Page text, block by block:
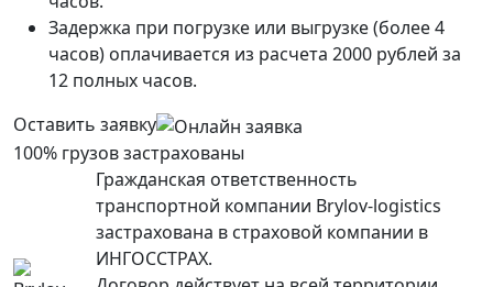
Задержка при погрузке или выгрузке (более 4
часов) оплачивается из расчета 2000 рублей за
12 полных часов.
Оставить заявку
100% грузов застрахованы
Гражданская ответственность
транспортной компании Brylov-logistics
застрахована в страховой компании в
ИНГОСCТРАХ.